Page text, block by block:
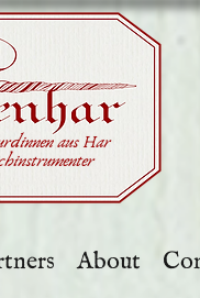
aus Har
About